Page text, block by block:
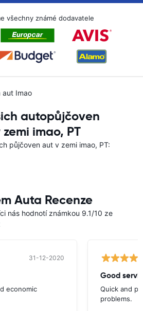
všechny známé dodavatele
aut Imao
autopůjčoven
imao, PT
půjčoven aut v zemi imao, PT:
Auta Recenze
nás hodnotí známkou 9.1/10 ze
31-12-2020
economic
Good
Quick and
problems.